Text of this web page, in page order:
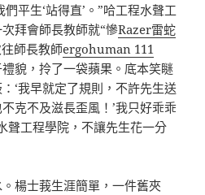
平生‘站得直’。”哈工程水聲工
拜會師長教師就“慘Razer雷蛇
師長教師ergohuman 111
貌，拎了一袋蘋果。底本笑瞇
‘我早就定了規則，不許先生送
克不及滋長歪風！’我只好乖乖
聲工程學院，不讓先生花一分
楊士莪生涯簡單，一件舊夾